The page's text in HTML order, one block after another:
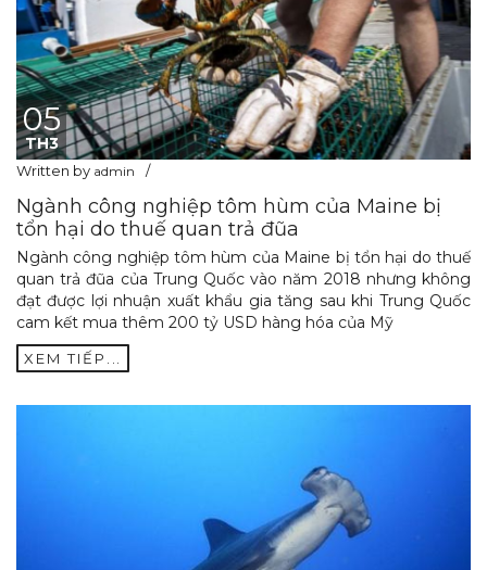
05
TH3
Written by admin
Ngành công nghiệp tôm hùm của Maine bị
tổn hại do thuế quan trả đũa
Ngành công nghiệp tôm hùm của Maine bị tổn hại do thuế
quan trả đũa của Trung Quốc vào năm 2018 nhưng không
đạt được lợi nhuận xuất khẩu gia tăng sau khi Trung Quốc
cam kết mua thêm 200 tỷ USD hàng hóa của Mỹ
XEM TIẾP...